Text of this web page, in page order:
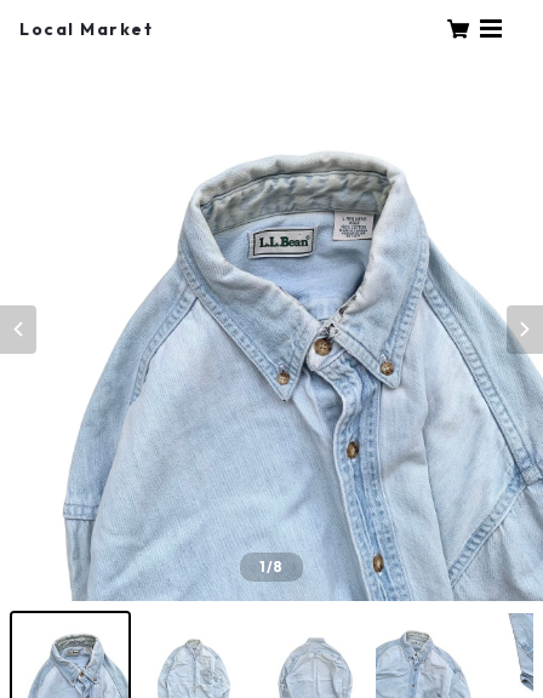
Local Market
1/8